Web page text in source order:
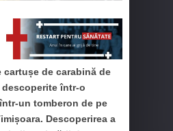
cartușe de carabină de
într-o
un tomberon de pe
Descoperirea a